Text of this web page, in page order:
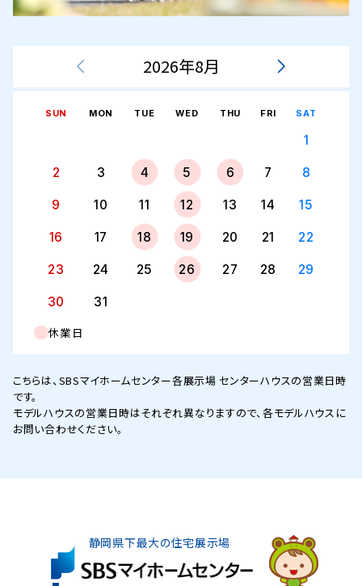
2026年8月
SUN MON TUE WED THU FRI SAT
1
2 3 4 5 6 7 8
9 10 11 12 13 14 15
16 17 18 19 20 21 22
23 24 25 26 27 28 29
30 31
休業日
こちらは、SBSマイホームセンター各展示場 センターハウスの営業日時
です。
モデルハウスの営業日時はそれぞれ異なりますので、各モデルハウスに
お問い合わせください。
静岡県下最大の住宅展示場